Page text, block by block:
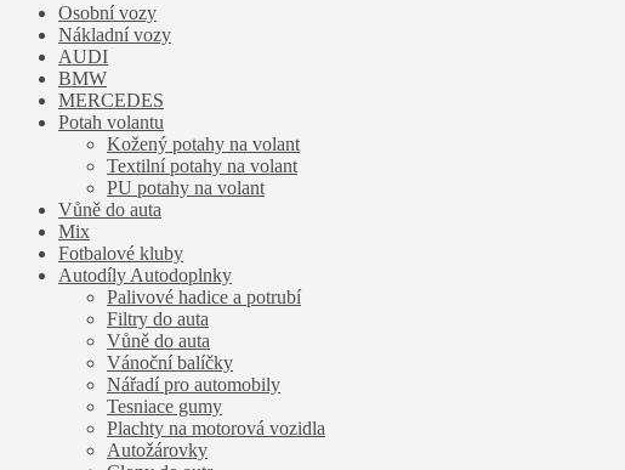
Osobní vozy
Nákladní vozy
AUDI
BMW
MERCEDES
Potah volantu
Kožený potahy na volant
Textilní potahy na volant
PU potahy na volant
Vůně do auta
Mix
Fotbalové kluby
Autodíly Autodoplnky
Palivové hadice a potrubí
Filtry do auta
Vůně do auta
Vánoční balíčky
Nářadí pro automobily
Tesniace gumy
Plachty na motorová vozidla
Autožárovky